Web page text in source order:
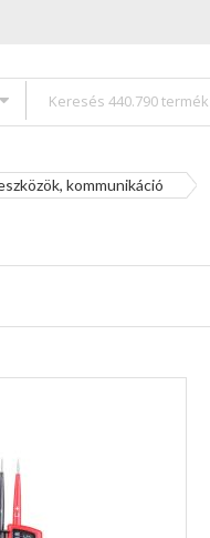
kommunikáció